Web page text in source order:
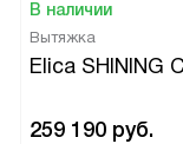
В наличии
Вытяжка
Elica SHINING
259 190 руб.